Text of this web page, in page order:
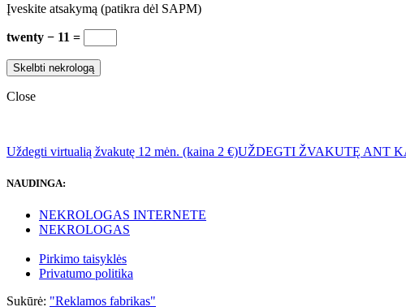
Įveskite atsakymą (patikra dėl SAPM)
twenty − 11 =
Close
Uždegti virtualią žvakutę 12 mėn. (kaina 2 €)UŽDEGTI ŽVAKUTĘ ANT
NAUDINGA:
NEKROLOGAS INTERNETE
NEKROLOGAS
Pirkimo taisyklės
Privatumo politika
Sukūrė: "Reklamos fabrikas"